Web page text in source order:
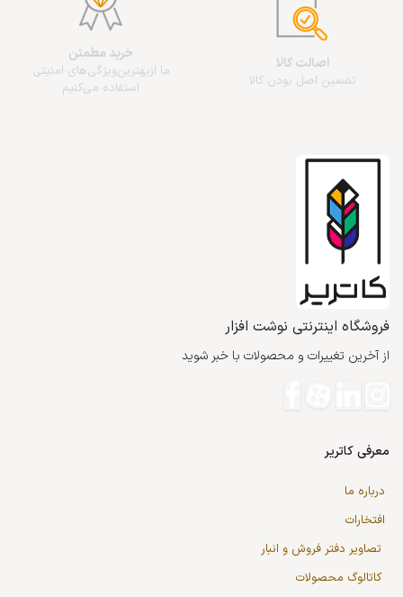
اصالت کالا
تضمین اصل بودن کالا
خرید مطمئن
ما از‌بهترین‌ویژگی‌های امنیتی
استفاده می‌کنیم
فروشگاه اینترنتی نوشت افزار
از آخرین تغییرات و محصولات با خبر شوید
معرفی کاتریر
درباره ما
افتخارات
تصاویر دفتر فروش و انبار
کاتالوگ محصولات